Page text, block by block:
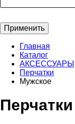
Применить
Главная
Каталог
АКСЕССУАРЫ
Перчатки
Мужское
Перчатки